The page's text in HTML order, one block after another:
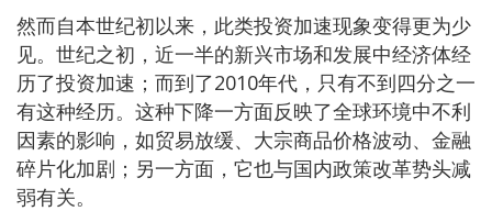
然而自本世纪初以来，此类投资加速现象变得更为少
见。世纪之初，近一半的新兴市场和发展中经济体经
历了投资加速；而到了2010年代，只有不到四分之一
有这种经历。这种下降一方面反映了全球环境中不利
因素的影响，如贸易放缓、大宗商品价格波动、金融
碎片化加剧；另一方面，它也与国内政策改革势头减
弱有关。